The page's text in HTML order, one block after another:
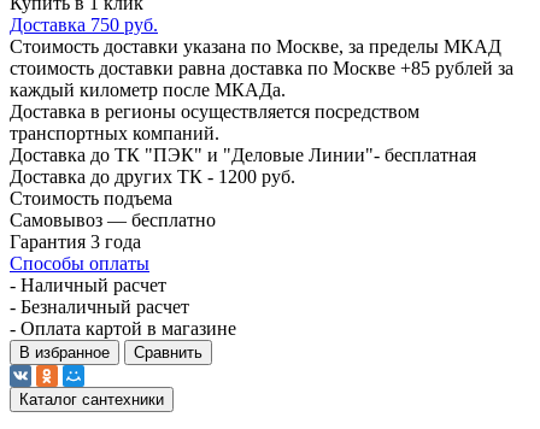
Доставка 750 руб.
Стоимость доставки указана по Москве, за пределы МКАД
стоимость доставки равна доставка по Москве +85 рублей за
каждый километр после МКАДа.
Доставка в регионы осуществляется посредством
транспортных компаний.
Доставка до ТК "ПЭК" и "Деловые Линии"- бесплатная
Доставка до других ТК - 1200 руб.
Стоимость подъема
Самовывоз — бесплатно
Гарантия 3 года
Способы оплаты
- Наличный расчет
- Безналичный расчет
- Оплата картой в магазине
В избранное Сравнить
Каталог сантехники